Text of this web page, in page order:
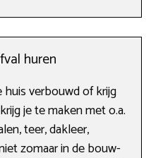
huren
verbouwd of krijg
je te maken met o.a.
teer, dakleer,
zomaar in de bouw-